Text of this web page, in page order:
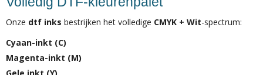
Onze dtf inks bestrijken het volledige CMYK + Wit-spectrum:
Cyaan-inkt (C)
Magenta-inkt (M)